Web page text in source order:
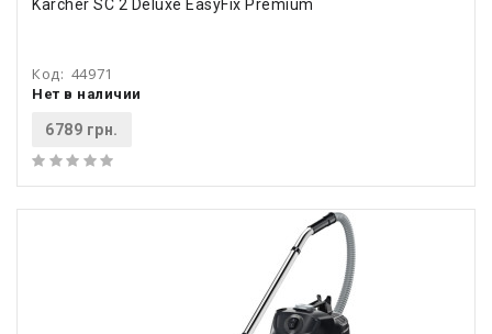
Karcher SC 2 Deluxe EasyFix Premium
Код: 44971
Нет в наличии
6789 грн.